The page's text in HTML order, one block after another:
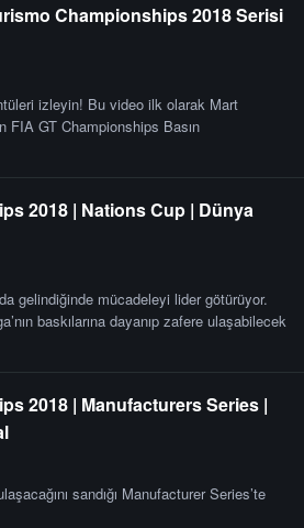
Championships 2018 Serisi
izleyin! Bu video ilk olarak Mart
FIA GT Championships Basın
2018 | Nations Cup | Dünya
gelindiğinde mücadeleyi lider götürüyor.
baskılarına dayanıp zafere ulaşabilecek
2018 | Manufacturers Series |
sandığı Manufacturer Series’te